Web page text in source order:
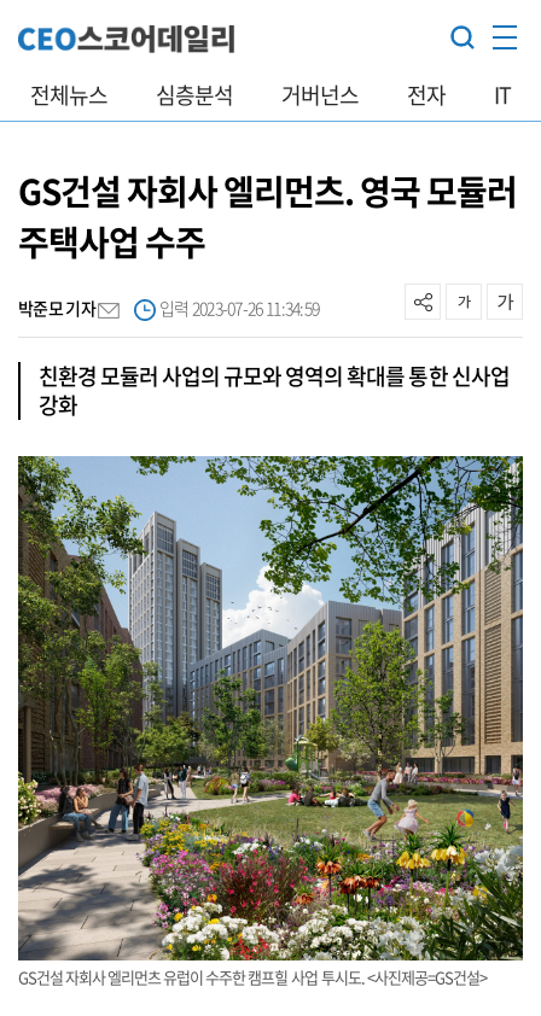
전체뉴스 심층분석 거버넌스 전자 IT
GS건설 자회사 엘리먼츠. 영국 모듈러
주택사업 수주
박준모 기자 입력 2023-07-26 11:34:59
친환경 모듈러 사업의 규모와 영역의 확대를 통한 신사업
강화
GS건설 자회사 엘리먼츠 유럽이 수주한 캠프힐 사업 투시도. <사진제공=GS건설>